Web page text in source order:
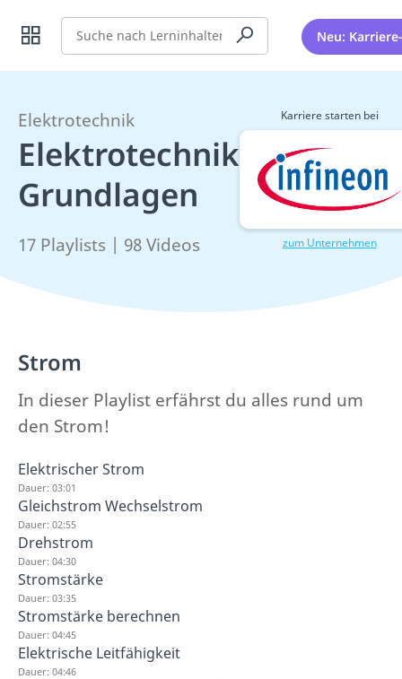
Suche Neu:
Elektrotechnik
Elektrotechnik
Grundlagen
17 Playlists | 98 Videos
Karriere starten bei
zum Unternehmen
Strom
In dieser Playlist erfährst du alles rund um
den Strom!
Elektrischer Strom
Dauer: 03:01
Gleichstrom Wechselstrom
Dauer: 02:55
Drehstrom
Dauer: 04:30
Stromstärke
Dauer: 03:35
Stromstärke berechnen
Dauer: 04:45
Elektrische Leitfähigkeit
Dauer: 04:46